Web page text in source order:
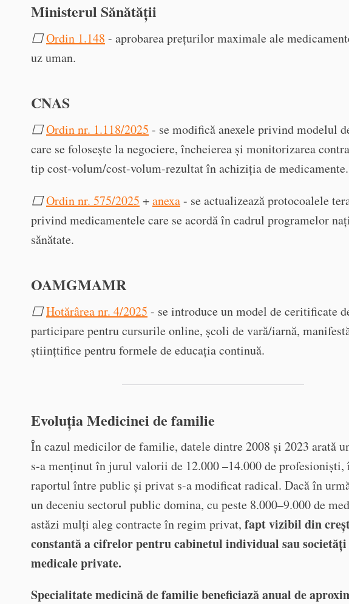
Ministerul Sănătății
⬜️Ordin 1.148 - aprobarea prețurilor maximale ale
uz uman.
CNAS
⬜️Ordin nr. 1.118/2025 - se modifică anexele privind modelul
care se folosește la negociere, încheierea și monitorizarea
tip cost-volum/cost-volum-rezultat în achiziția de medicamente.
⬜️Ordin nr. 575/2025 +anexa- se actualizează protocoalele
privind medicamentele care se acordă în cadrul programelor
sănătate.
OAMGMAMR
⬜️Hotărârea nr. 4/2025 - se introduce un model de ceritificate
participare pentru cursurile online, școli de vară/iarnă,
științtifice pentru formele de educația continuă.
Evoluția Medicinei de familie
În cazul medicilor de familie, datele dintre 2008 și 2023 arată
s-a menținut în jurul valorii de 12.000 –14.000 de profesioniști,
raportul între public și privat s-a modificat radical. Dacă în
un deceniu sectorul public domina, cu peste 8.000–9.000 de
astăzi mulți aleg contracte în regim privat, fapt vizibil din
constantă a cifrelor pentru cabinetul individual sau societăți
medicale private.
Specialitate medicină de familie beneficiază anual de